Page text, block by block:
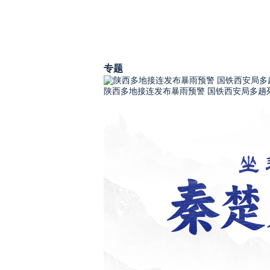
专题
陕西多地接连发布暴雨预警 国铁西安局多趟